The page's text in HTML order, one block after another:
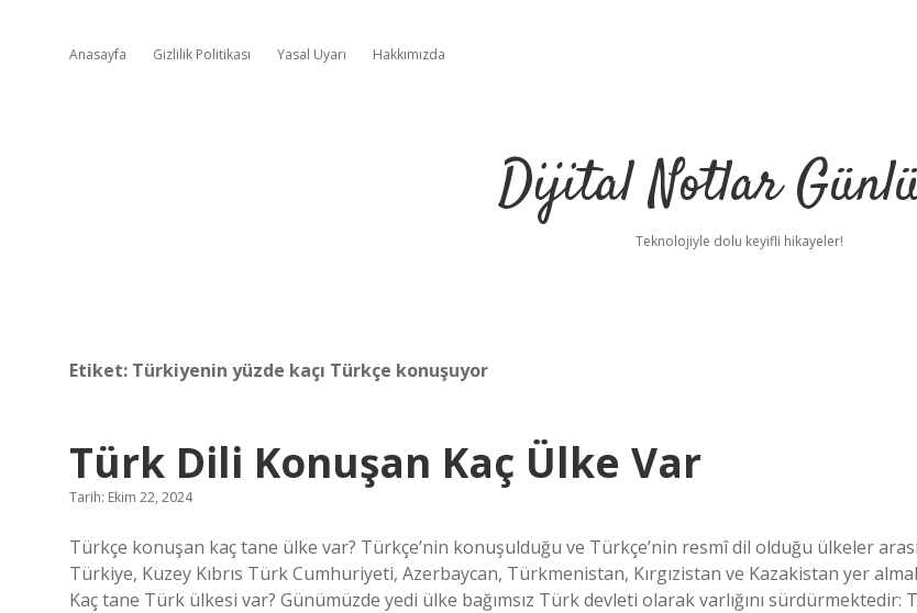
Anasayfa Gizlilik Politikası Yasal Uyarı Hakkımızda
Dijital Notlar
Teknolojiyle dolu keyifli hikayeler!
Etiket: Türkiyenin yüzde kaçı Türkçe konuşuyor
Türk Dili Konuşan Kaç Ülke Var
Tarih: Ekim 22, 2024
Türkçe konuşan kaç tane ülke var? Türkçe’nin konuşulduğu ve Türkçe’nin resmî dil olduğu ülkeler
Türkiye, Kuzey Kıbrıs Türk Cumhuriyeti, Azerbaycan, Türkmenistan, Kırgızistan ve Kazakistan yer
Kaç tane Türk ülkesi var? Günümüzde yedi ülke bağımsız Türk devleti olarak varlığını sürdürmektedir: